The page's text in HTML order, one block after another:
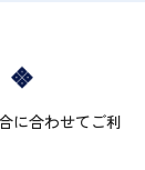
に合わせてご利